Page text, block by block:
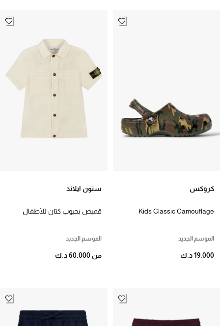
Kids Classic Camouflage
كروكس
الموسم الجديد
19.000 د.ك
قميص بجيوب كتان للأطفال
ستون ايلاند
الموسم الجديد
من 60.000 د.ك